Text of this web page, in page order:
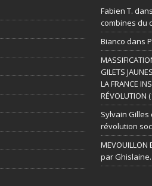
Fabien T. dans
combines du
Bianco dans
GILETS
LA FRANCE
RÉVOLUTION
Sylvain Gilles
révolution
MEVOUILLON
par Ghislaine.